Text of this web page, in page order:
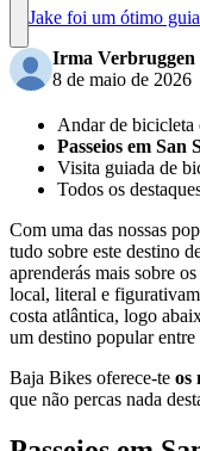
Jake foi um ótimo
Irma Verbruggen
8 de maio de 2026
Andar de
Passeios em San
Visita guiada de
Todos os
Com uma das nossas
tudo sobre este destino
aprenderás mais sobre
local, literal e
costa atlântica, logo
um destino popular entre
Baja Bikes oferece-te os
que não percas nada